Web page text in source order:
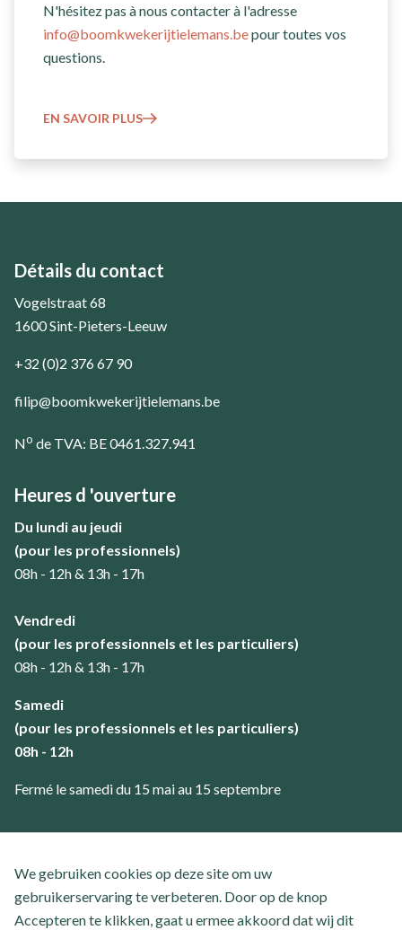
N'hésitez pas à nous contacter à l'adresse
info@boomkwekerijtielemans.bepour toutes vos
questions.
EN SAVOIR PLUS
Détails du contact
Vogelstraat 68
1600 Sint-Pieters-Leeuw
+32 (0)2 376 67 90
filip@boomkwekerijtielemans.be
No de TVA: BE 0461.327.941
Heures d 'ouverture
Du lundi au jeudi
(pour les professionnels)
08h - 12h & 13h - 17h
Vendredi
(pour les professionnels et les particuliers)
08h - 12h & 13h - 17h
Samedi
(pour les professionnels et les particuliers)
08h - 12h
Fermé le samedi du 15 mai au 15 septembre
Service client
Contact
Questions fréquemment posées
We gebruiken cookies op deze site om uw
gebruikerservaring te verbeteren. Door op de knop
Accepteren te klikken, gaat u ermee akkoord dat wij dit